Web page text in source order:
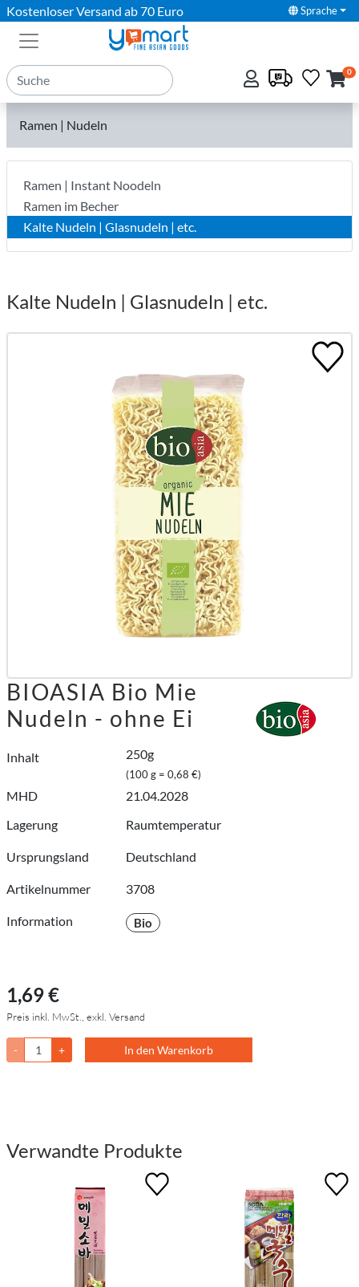
Kostenloser Versand ab 70 Euro Sprache
0
Ramen | Nudeln
Ramen | Instant Noodeln
Ramen im Becher
Kalte Nudeln | Glasnudeln | etc.
Kalte Nudeln | Glasnudeln | etc.
BIOASIA Bio Mie
Nudeln - ohne Ei
Inhalt 250g
(100 g = 0,68 €)
MHD
21.04.2028
Lagerung
Raumtemperatur
Ursprungsland Deutschland
Artikelnummer 3708
Information Bio
1,69 €
Preis inkl. MwSt., exkl. Versand
- + In den Warenkorb
Verwandte Produkte